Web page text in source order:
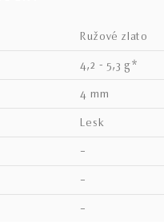
ružové zlato
4,2 - 5,3 g*
4 mm
lesk
–
–
–